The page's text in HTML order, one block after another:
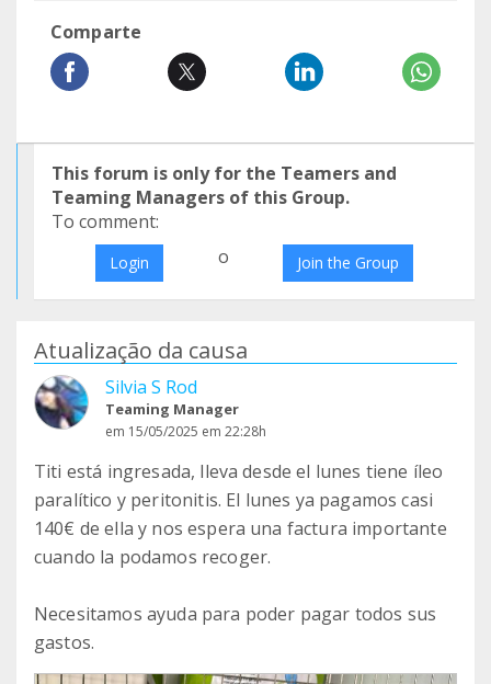
Comparte
This forum is only for the Teamers and
Teaming Managers of this Group.
To comment:
Login o Join the Group
Atualização da causa
Silvia S Rod
Teaming Manager
em 15/05/2025 em 22:28h
Titi está ingresada, lleva desde el lunes tiene íleo
paralítico y peritonitis. El lunes ya pagamos casi
140€ de ella y nos espera una factura importante
cuando la podamos recoger.
Necesitamos ayuda para poder pagar todos sus
gastos.